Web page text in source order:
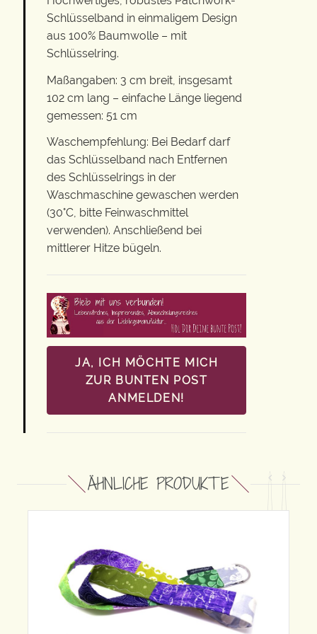
Schlüsselband in einmaligem Design
aus 100% Baumwolle – mit
Schlüsselring.
Maßangaben: 3 cm breit, insgesamt
102 cm lang – einfache Länge liegend
gemessen: 51 cm
Waschempfehlung: Bei Bedarf darf
das Schlüsselband nach Entfernen
des Schlüsselrings in der
Waschmaschine gewaschen werden
(30°C, bitte Feinwaschmittel
verwenden). Anschließend bei
mittlerer Hitze bügeln.
JA, ICH MÖCHTE MICH
ZUR BUNTEN POST
ANMELDEN!
ÄHNLICHE PRODUKTE